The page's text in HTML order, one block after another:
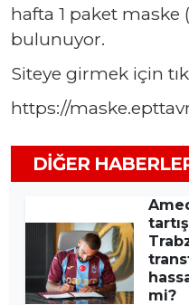
hafta 1 paket maske
bulunuyor.
Siteye girmek için
https://
DIĞER
mi?